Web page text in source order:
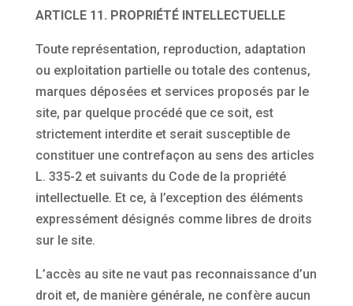
ARTICLE 11. PROPRIÉTÉ INTELLECTUELLE
Toute représentation, reproduction, adaptation
ou exploitation partielle ou totale des contenus,
marques déposées et services proposés par le
site, par quelque procédé que ce soit, est
strictement interdite et serait susceptible de
constituer une contrefaçon au sens des articles
L. 335-2 et suivants du Code de la propriété
intellectuelle. Et ce, à l’exception des éléments
expressément désignés comme libres de droits
sur le site.
L’accès au site ne vaut pas reconnaissance d’un
droit et, de manière générale, ne confère aucun